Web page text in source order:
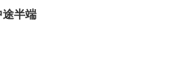
途半端